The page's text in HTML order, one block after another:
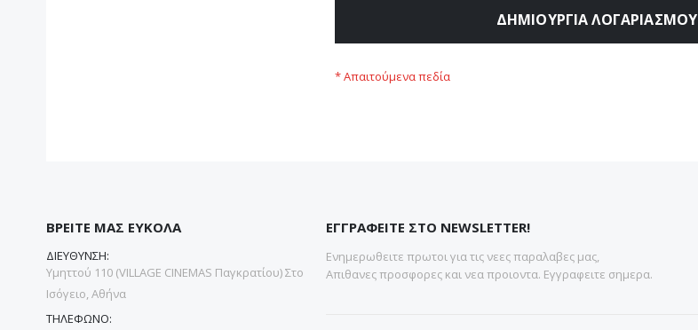
ΔΗΜΙΟΥΡΓΊΑ ΛΟΓΑΡΙΑΣΜΟΎ
ΒΡΕΙΤΕ ΜΑΣ ΕΥΚΟΛΑ
ΔΙΕΥΘΥΝΣΗ:
Υμηττού 110 (VILLAGE CINEMAS Παγκρατίου) Στο
Ισόγειο, Αθήνα
ΤΗΛΕΦΩΝΟ:
ΕΓΓΡΑΦΕΙΤΕ ΣΤΟ NEWSLETTER!
Ενημερωθειτε πρωτοι για τις νεες παραλαβες μας,
Απιθανες προσφορες και νεα προιοντα. Εγγραφειτε σημερα.